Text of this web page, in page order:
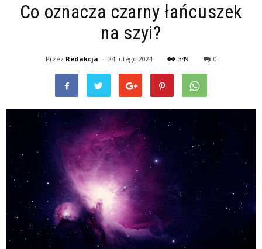
Co oznacza czarny łańcuszek
na szyi?
Przez Redakcja - 24 lutego 2024 349 0